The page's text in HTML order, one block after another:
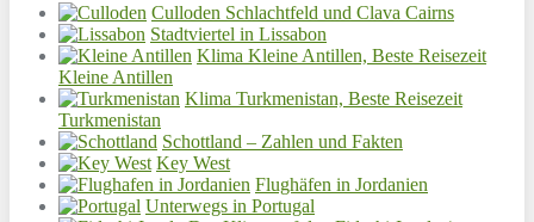
Culloden Schlachtfeld und Clava Cairns
Stadtviertel in Lissabon
Klima Kleine Antillen, Beste Reisezeit
Kleine Antillen
Klima Turkmenistan, Beste Reisezeit
Turkmenistan
Schottland – Zahlen und Fakten
Key West
Flughäfen in Jordanien
Unterwegs in Portugal